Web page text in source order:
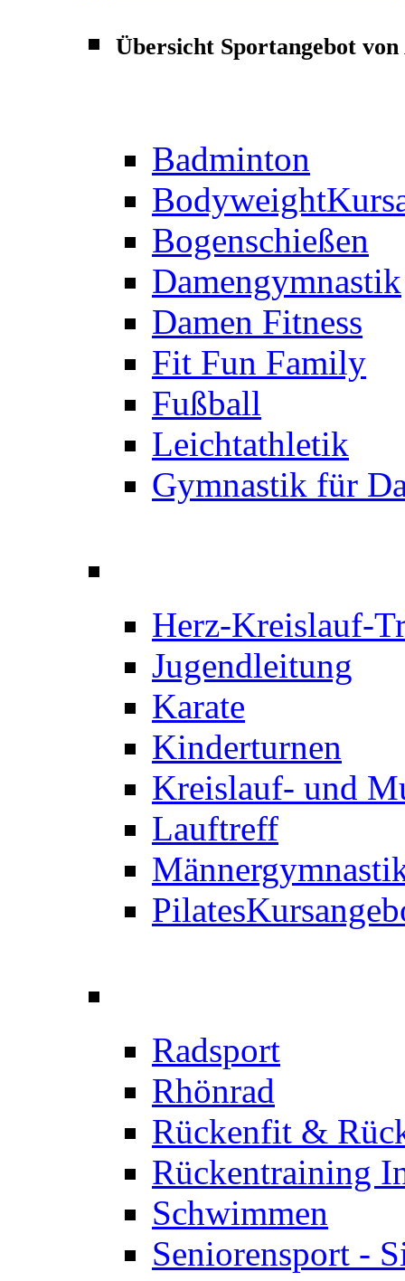
Übersicht Sportangebot
Badminton
Bodyweight
Bogenschießen
Damengymnastik
Damen Fitness
Fit Fun Family
Fußball
Leichtathletik
Gymnastik für
Herz-Kreislauf-
Jugendleitung
Karate
Kinderturnen
Kreislauf- und
Lauftreff
Pilates
Radsport
Rhönrad
Rückenfit &
Rückentraining
Schwimmen
Seniorensport -